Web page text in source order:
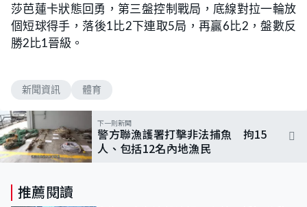
莎芭蓮卡狀態回勇，第三盤控制戰局，底線對拉一輪放
個短球得手，落後1比2下連取5局，再贏6比2，盤數反
勝2比1晉級。
新聞資訊 體育
下一則新聞
警方聯漁護署打擊非法捕魚 拘15
人、包括12名內地漁民
推薦閱讀